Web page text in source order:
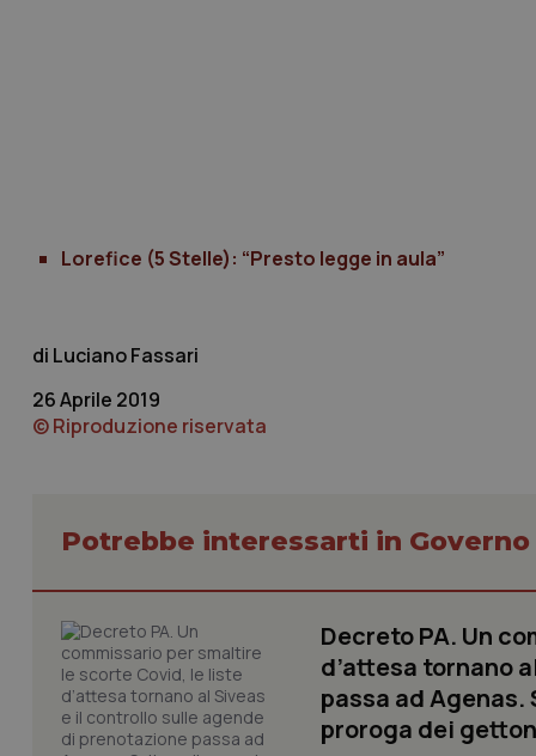
Lorefice (5 Stelle): “Presto legge in aula”
Luciano Fassari
26 Aprile 2019
© Riproduzione riservata
Potrebbe interessarti in
Decreto PA. Un
d’attesa tornano
passa ad
proroga dei
PHPSESSID